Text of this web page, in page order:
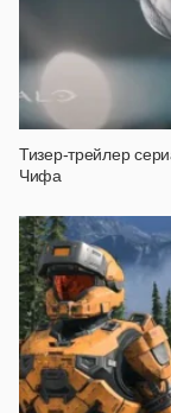
Тизер-трейлер
Чифа